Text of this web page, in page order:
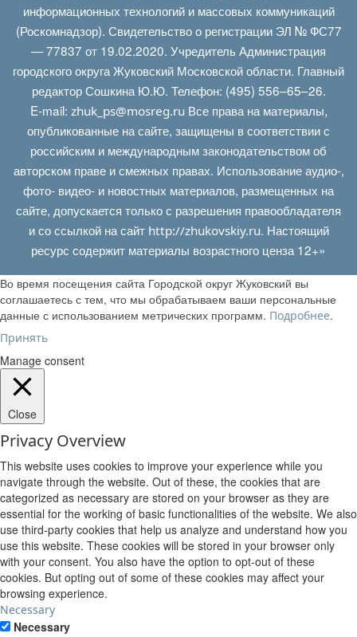
информационных технологий и массовых коммуникаций
(Роскомнадзор). Свидетельство о регистрации ЭЛ № ФС77
— 77837 от 19.02.2020. Учредитель Администрация
городского округа Жуковский Московской области. Главный
редактор Сошкина Ю.Ю. Телефон: (495) 556–65–26.
E‑mail: zhuk_ps@mosreg.ruВсе права на материалы,
опубликованные на сайте, защищены в соответствии с
российским и международным законодательством об
авторском праве и смежных правах. Использование аудио-,
фото- видео- и новостных материалов, размещенных на
сайте, допускается только с разрешения правообладателя
и со ссылкой на сайт http://zhukovskiy.ru. Настоящий
ресурс содержит материалы возрастного ценза 12+»
Во время посещения сайта Городской округ Жуковский вы
соглашаетесь с тем, что мы обрабатываем ваши персональные
данные с использованием метрических программ. Подробнее.
Принять
Manage consent
Close
Privacy Overview
This website uses cookies to improve your experience while you
navigate through the website. Out of these, the cookies that are
categorized as necessary are stored on your browser as they are
essential for the working of basic functionalities of the website. We also
use third-party cookies that help us analyze and understand how you
use this website. These cookies will be stored in your browser only
with your consent. You also have the option to opt-out of these
cookies. But opting out of some of these cookies may affect your
browsing experience.
Necessary
Necessary